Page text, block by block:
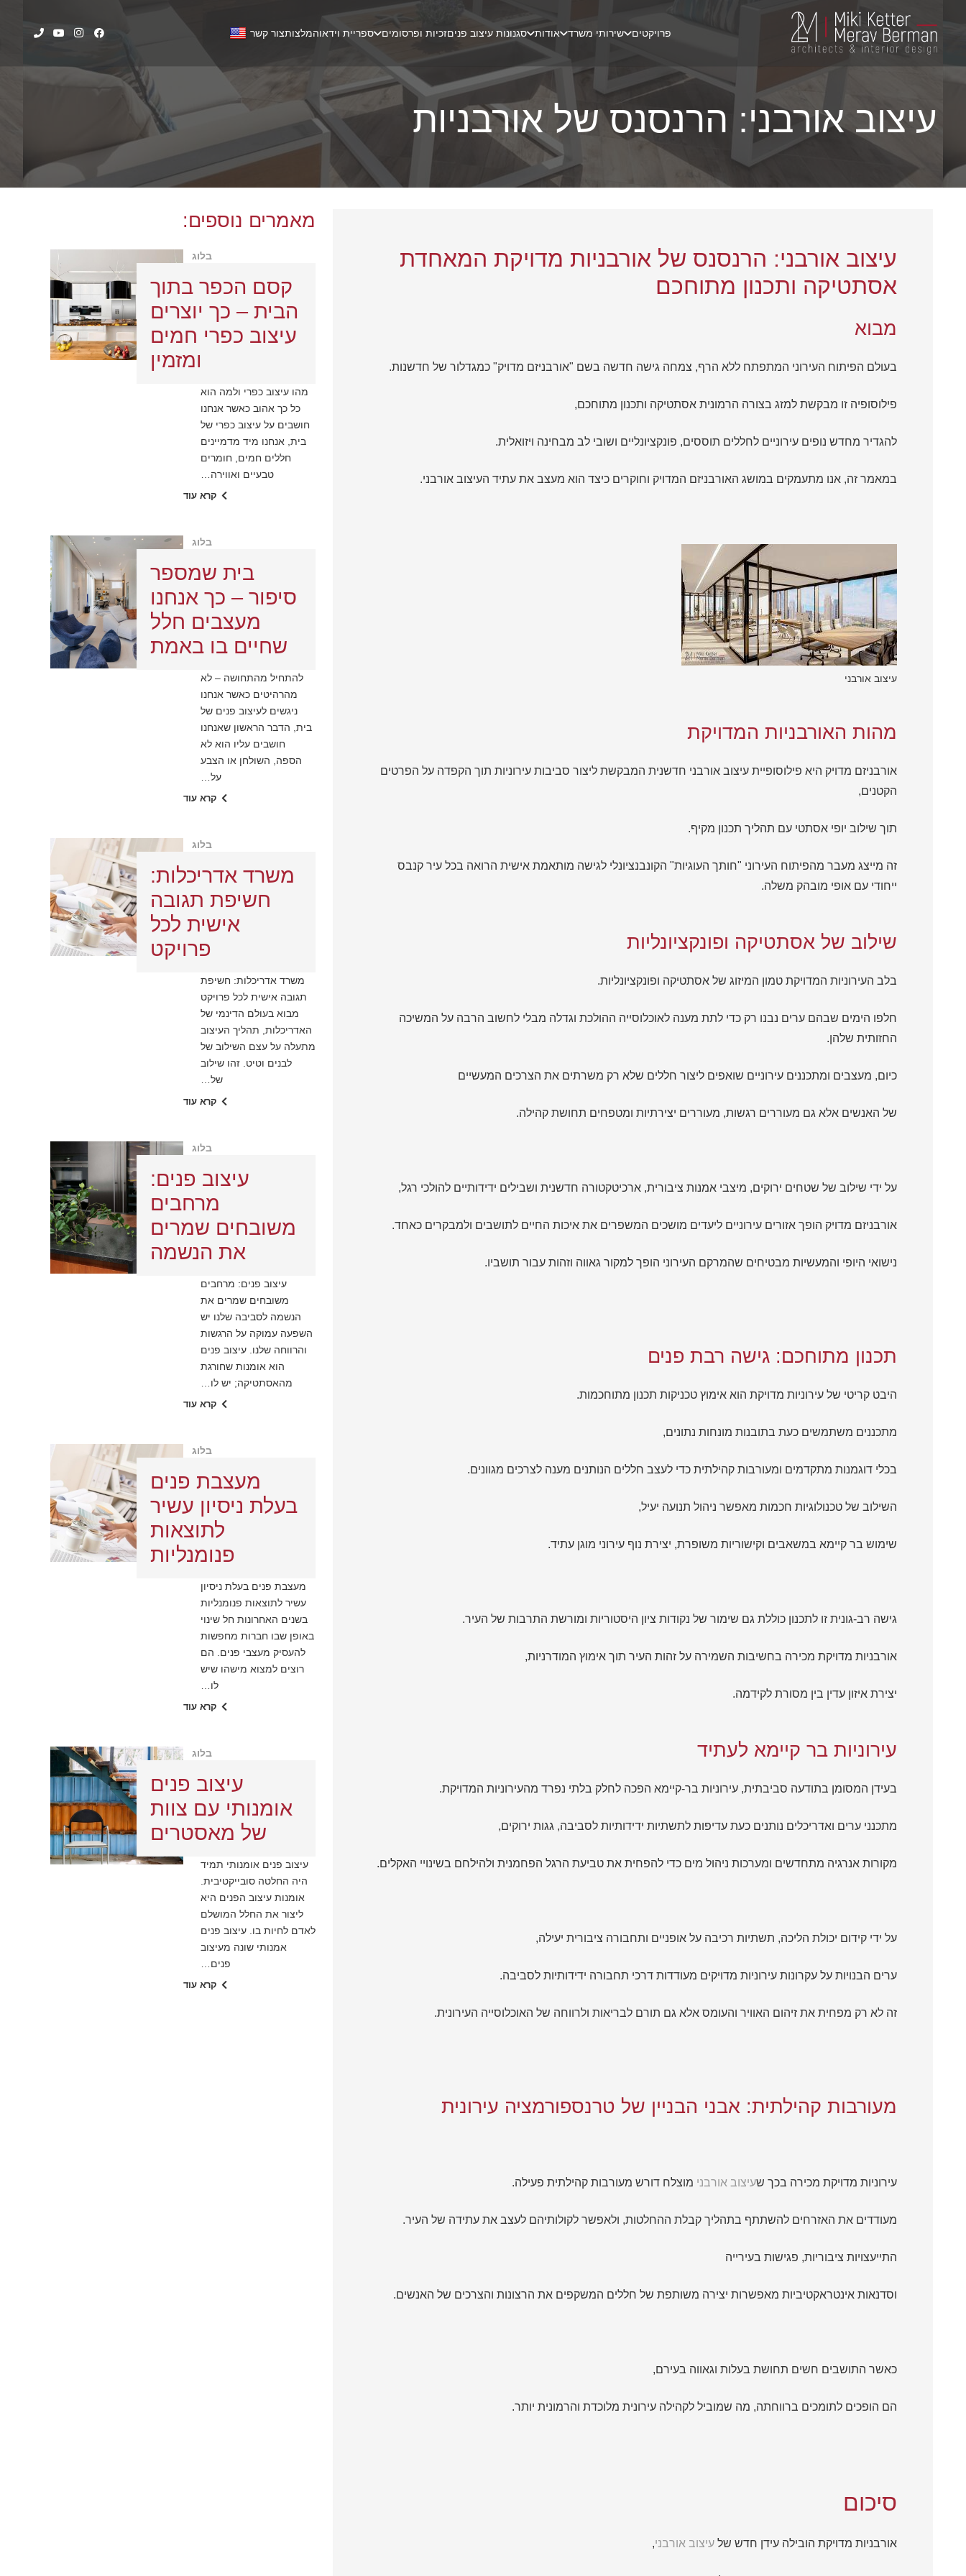
פרויקטים שירותי משרד אודות סגנונות עיצוב פניםזכיות ופרסומים ספריית וידאוהמלצותצור קשר
עיצוב אורבני: הרנסנס של אורבניות
עיצוב אורבני: הרנסנס של אורבניות מדויקת המאחדת
אסתטיקה ותכנון מתוחכם
מבוא
בעולם הפיתוח העירוני המתפתח ללא הרף, צמחה גישה חדשה בשם "אורבניזם מדויק" כמגדלור של חדשנות.
פילוסופיה זו מבקשת למזג בצורה הרמונית אסתטיקה ותכנון מתוחכם,
להגדיר מחדש נופים עירוניים לחללים תוססים, פונקציונליים ושובי לב מבחינה ויזואלית.
במאמר זה, אנו מתעמקים במושג האורבניזם המדויק וחוקרים כיצד הוא מעצב את עתיד העיצוב אורבני.
עיצוב אורבני
מהות האורבניות המדויקת
אורבניזם מדויק היא פילוסופיית עיצוב אורבני חדשנית המבקשת ליצור סביבות עירוניות תוך הקפדה על הפרטים
הקטנים,
תוך שילוב יופי אסתטי עם תהליך תכנון מקיף.
זה מייצג מעבר מהפיתוח העירוני "חותך העוגיות" הקונבנציונלי לגישה מותאמת אישית הרואה בכל עיר קנבס
ייחודי עם אופי מובהק משלה.
שילוב של אסתטיקה ופונקציונליות
בלב העירוניות המדויקת טמון המיזוג של אסתטיקה ופונקציונליות.
חלפו הימים שבהם ערים נבנו רק כדי לתת מענה לאוכלוסייה ההולכת וגדלה מבלי לחשוב הרבה על המשיכה
החזותית שלהן.
כיום, מעצבים ומתכננים עירוניים שואפים ליצור חללים שלא רק משרתים את הצרכים המעשיים
של האנשים אלא גם מעוררים רגשות, מעוררים יצירתיות ומטפחים תחושת קהילה.
על ידי שילוב של שטחים ירוקים, מיצבי אמנות ציבורית, ארכיטקטורה חדשנית ושבילים ידידותיים להולכי רגל,
אורבניזם מדויק הופך אזורים עירוניים ליעדים מושכים המשפרים את איכות החיים לתושבים ולמבקרים כאחד.
נישואי היופי והמעשיות מבטיחים שהמרקם העירוני הופך למקור גאווה וזהות עבור תושביו.
תכנון מתוחכם: גישה רבת פנים
היבט קריטי של עירוניות מדויקת הוא אימוץ טכניקות תכנון מתוחכמות.
מתכננים משתמשים כעת בתובנות מונחות נתונים,
בכלי דוגמנות מתקדמים ומעורבות קהילתית כדי לעצב חללים הנותנים מענה לצרכים מגוונים.
השילוב של טכנולוגיות חכמות מאפשר ניהול תנועה יעיל,
שימוש בר קיימא במשאבים וקישוריות משופרת, יצירת נוף עירוני מוגן עתיד.
גישה רב-גונית זו לתכנון כוללת גם שימור של נקודות ציון היסטוריות ומורשת התרבות של העיר.
אורבניות מדויקת מכירה בחשיבות השמירה על זהות העיר תוך אימוץ המודרניות,
יצירת איזון עדין בין מסורת לקידמה.
עירוניות בר קיימא לעתיד
בעידן המסומן בתודעה סביבתית, עירוניות בר-קיימא הפכה לחלק בלתי נפרד מהעירוניות המדויקת.
מתכנני ערים ואדריכלים נותנים כעת עדיפות לתשתיות ידידותיות לסביבה, גגות ירוקים,
מקורות אנרגיה מתחדשים ומערכות ניהול מים כדי להפחית את טביעת הרגל הפחמנית ולהילחם בשינויי האקלים.
על ידי קידום יכולת הליכה, תשתיות רכיבה על אופניים ותחבורה ציבורית יעילה,
ערים הבנויות על עקרונות עירוניות מדויקים מעודדות דרכי תחבורה ידידותיות לסביבה.
זה לא רק מפחית את זיהום האוויר והעומס אלא גם תורם לבריאות ולרווחה של האוכלוסייה העירונית.
מעורבות קהילתית: אבני הבניין של טרנספורמציה עירונית
עירוניות מדויקת מכירה בכך שעיצוב אורבני מוצלח דורש מעורבות קהילתית פעילה.
מעודדים את האזרחים להשתתף בתהליך קבלת ההחלטות, ולאפשר לקולותיהם לעצב את עתידה של העיר.
התייעצויות ציבוריות, פגישות בעירייה
וסדנאות אינטראקטיביות מאפשרות יצירה משותפת של חללים המשקפים את הרצונות והצרכים של האנשים.
כאשר התושבים חשים תחושת בעלות וגאווה בעירם,
הם הופכים לתומכים ברווחתה, מה שמוביל לקהילה עירונית מלוכדת והרמונית יותר.
סיכום
אורבניות מדויקת הובילה עידן חדש של עיצוב אורבני,
מאמרים נוספים:
בלוג
קסם הכפר בתוך
הבית – כך יוצרים
עיצוב כפרי חמים
ומזמין
מהו עיצוב כפרי ולמה הוא
כל כך אהוב כאשר אנחנו
חושבים על עיצוב כפרי של
בית, אנחנו מיד מדמיינים
חללים חמים, חומרים
טבעיים ואווירה…
קרא עוד
בלוג
בית שמספר
סיפור – כך אנחנו
מעצבים חלל
שחיים בו באמת
להתחיל מהתחושה – לא
מהרהיטים כאשר אנחנו
ניגשים לעיצוב פנים של
בית, הדבר הראשון שאנחנו
חושבים עליו הוא לא
הספה, השולחן או הצבע
על…
קרא עוד
בלוג
משרד אדריכלות:
חשיפת תגובה
אישית לכל
פרויקט
משרד אדריכלות: חשיפת
תגובה אישית לכל פרויקט
מבוא בעולם הדינמי של
האדריכלות, תהליך העיצוב
מתעלה על עצם השילוב של
לבנים וטיט. זהו שילוב
של…
קרא עוד
בלוג
עיצוב פנים:
מרחבים
משובחים שמרים
את הנשמה
עיצוב פנים: מרחבים
משובחים שמרים את
הנשמה לסביבה שלנו יש
השפעה עמוקה על הרגשות
והרווחה שלנו. עיצוב פנים
הוא אומנות שחורגת
מהאסתטיקה; יש לו…
קרא עוד
בלוג
מעצבת פנים
בעלת ניסיון עשיר
לתוצאות
פנומנליות
מעצבת פנים בעלת ניסיון
עשיר לתוצאות פנומנליות
בשנים האחרונות חל שינוי
באופן שבו חברות מחפשות
להעסיק מעצבי פנים. הם
רוצים למצוא מישהו שיש
לו…
קרא עוד
בלוג
עיצוב פנים
אומנותי עם צוות
של מאסטרים
עיצוב פנים אומנותי תמיד
היה החלטה סובייקטיבית.
אומנות עיצוב הפנים היא
ליצור את החלל המושלם
לאדם לחיות בו. עיצוב פנים
אמנותי שונה מעיצוב
פנים…
קרא עוד